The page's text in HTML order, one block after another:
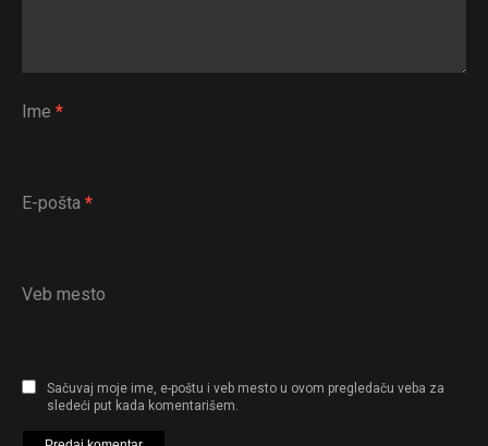
Ime *
E-pošta *
Veb mesto
Sačuvaj moje ime, e-poštu i veb mesto u ovom pregledaču veba za
sledeći put kada komentarišem.
Flipboard